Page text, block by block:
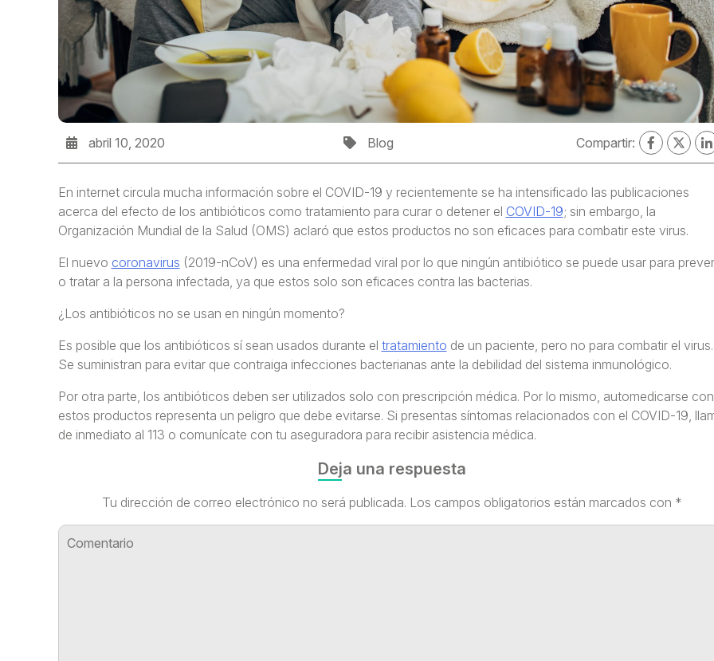
abril 10, 2020 Blog Compartir:
En internet circula mucha información sobre el COVID-19 y recientemente se ha intensificado las publicaciones
acerca del efecto de los antibióticos como tratamiento para curar o detener el COVID-19; sin embargo, la
Organización Mundial de la Salud (OMS) aclaró que estos productos no son eficaces para combatir este virus.
El nuevo coronavirus (2019-nCoV) es una enfermedad viral por lo que ningún antibiótico se puede usar para
o tratar a la persona infectada, ya que estos solo son eficaces contra las bacterias.
¿Los antibióticos no se usan en ningún momento?
Es posible que los antibióticos sí sean usados durante el tratamiento de un paciente, pero no para combatir el virus.
Se suministran para evitar que contraiga infecciones bacterianas ante la debilidad del sistema inmunológico.
Por otra parte, los antibióticos deben ser utilizados solo con prescripción médica. Por lo mismo, automedicarse con
estos productos representa un peligro que debe evitarse. Si presentas síntomas relacionados con el COVID-19,
de inmediato al 113 o comunícate con tu aseguradora para recibir asistencia médica.
Deja una respuesta
Tu dirección de correo electrónico no será publicada. Los campos obligatorios están marcados con *